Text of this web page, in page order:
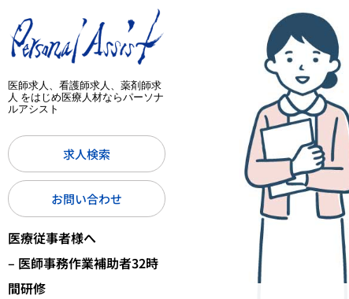
医師求人、看護師求人、薬剤師求
人 をはじめ医療人材ならパーソナ
ルアシスト
求人検索
お問い合わせ
医療従事者様へ
– 医師事務作業補助者32時
間研修